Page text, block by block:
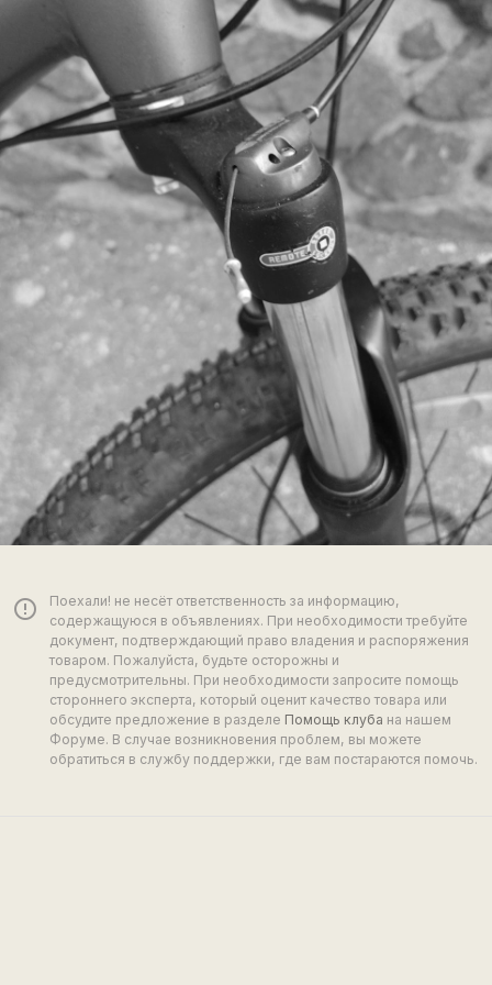
error_outline
Поехали! не несёт ответственность за информацию,
содержащуюся в объявлениях. При необходимости требуйте
документ, подтверждающий право владения и распоряжения
товаром. Пожалуйста, будьте осторожны и
предусмотрительны. При необходимости запросите помощь
стороннего эксперта, который оценит качество товара или
обсудите предложение в разделе Помощь клуба на нашем
Форуме. В случае возникновения проблем, вы можете
обратиться в службу поддержки, где вам постараются помочь.